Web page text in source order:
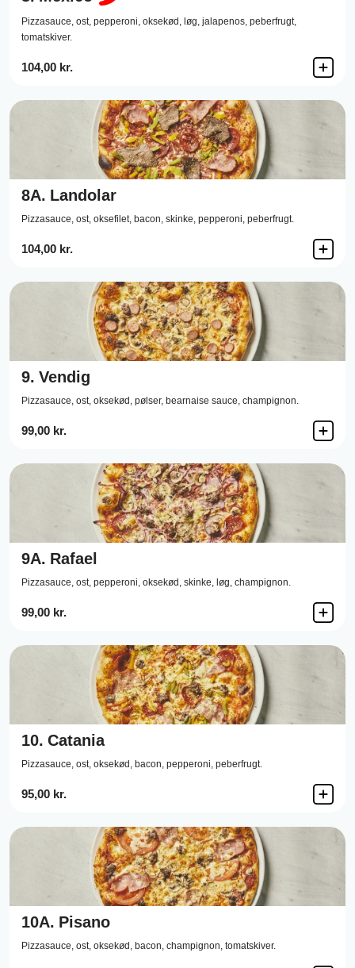
Pizzasauce, ost, pepperoni, oksekød, løg, jalapenos, peberfrugt,
tomatskiver.
104,00 kr.
8A. Landolar
Pizzasauce, ost, oksefilet, bacon, skinke, pepperoni, peberfrugt.
104,00 kr.
9. Vendig
Pizzasauce, ost, oksekød, pølser, bearnaise sauce, champignon.
99,00 kr.
9A. Rafael
Pizzasauce, ost, pepperoni, oksekød, skinke, løg, champignon.
99,00 kr.
10. Catania
Pizzasauce, ost, oksekød, bacon, pepperoni, peberfrugt.
95,00 kr.
10A. Pisano
Pizzasauce, ost, oksekød, bacon, champignon, tomatskiver.